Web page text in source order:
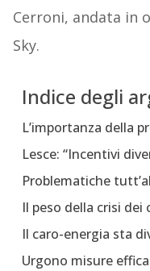
Cerroni, andata in
Sky.
Indice degli
L’importanza della
Lesce: “Incentivi
Problematiche
Il peso della crisi dei
Il caro-energia sta
Urgono misure